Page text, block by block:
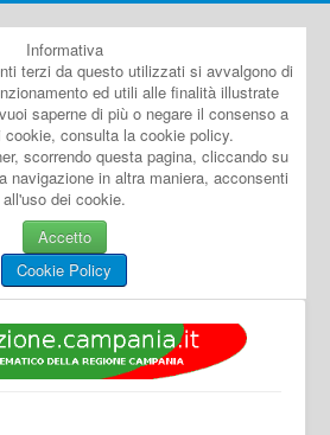
Informativa
terzi da questo utilizzati si avvalgono di
ed utili alle finalità illustrate
saperne di più o negare il consenso a
consulta la cookie policy.
scorrendo questa pagina, cliccando su
navigazione in altra maniera, acconsenti
all'uso dei cookie.
Accetto
Cookie Policy